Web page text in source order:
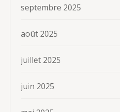
septembre 2025
août 2025
juillet 2025
juin 2025